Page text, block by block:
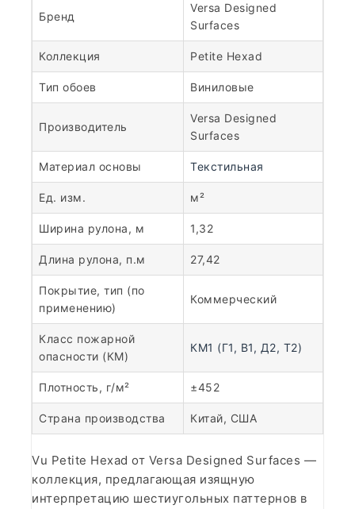
Бренд
Versa Designed
Surfaces
Коллекция Petite Hexad
Тип обоев Виниловые
Производитель
Versa Designed
Surfaces
Материал основы Текстильная
Ед. изм. м²
Ширина рулона, м 1,32
Длина рулона, п.м 27,42
Покрытие, тип (по
применению)
Коммерческий
Класс пожарной
опасности (КМ)
КМ1 (Г1, В1, Д2, Т2)
Плотность, г/м² ±452
Страна производства Китай, США
Vu Petite Hexad от Versa Designed Surfaces —
коллекция, предлагающая изящную
интерпретацию шестиугольных паттернов в